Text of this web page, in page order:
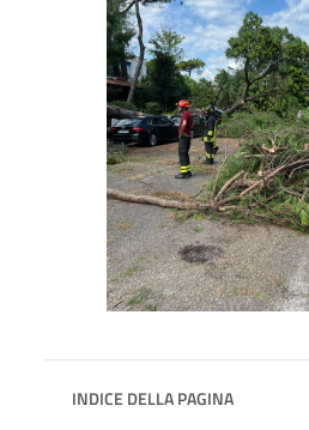
INDICE DELLA PAGINA